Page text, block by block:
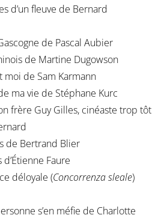
d’un fleuve de Bernard
de Pascal Aubier
de Martine Dugowson
moi de Sam Karmann
ma vie de Stéphane Kurc
frère Guy Gilles, cinéaste trop tôt
de Bertrand Blier
Faure
déloyale (Concorrenza sleale)
s’en méfie de Charlotte